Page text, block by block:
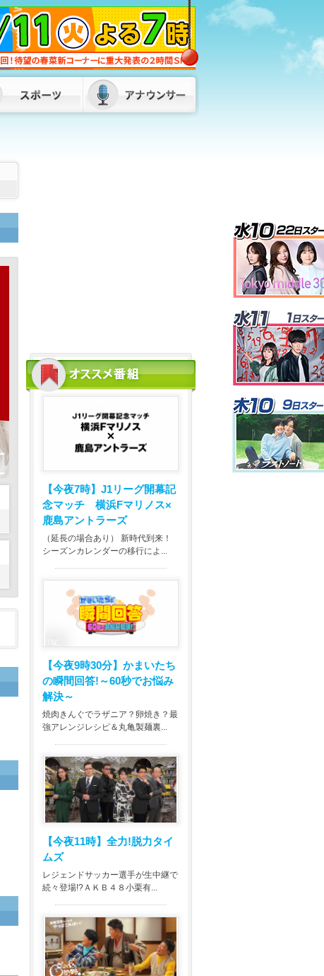
名刺代わりに”自分の顔”チョコ 人気
「ネジチョコ」の会社が新たに開発
「顔も覚えてもらい食べてもらえる」
すでに多くの企業から注文 福岡・北九
州市 2026/08/07 16:00
【一覧】お盆の高速道路の渋滞予測を見
直し 地震による通行止めで東九州道・
【今夜7時】 J1リーグ開幕記
念マッチ 横浜Fマリノス×
鹿島アントラーズ
（延長の場合あり） 新時代到来！
シーズンカレンダーの移行によ...
【今夜9時30分】 かまいたち
の瞬間回答!～60秒でお悩み
解決～
焼肉きんぐでラザニア？卵焼き？最
強アレンジレシピ＆丸亀製麺裏...
【今夜11時】 全力!脱力タイ
ムズ
レジェンドサッカー選手が生中継で
続々登場!?ＡＫＢ４８小栗有...